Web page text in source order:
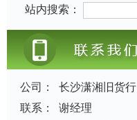
站内搜索：
公司：
长沙潇湘旧货行
联系：
谢经理